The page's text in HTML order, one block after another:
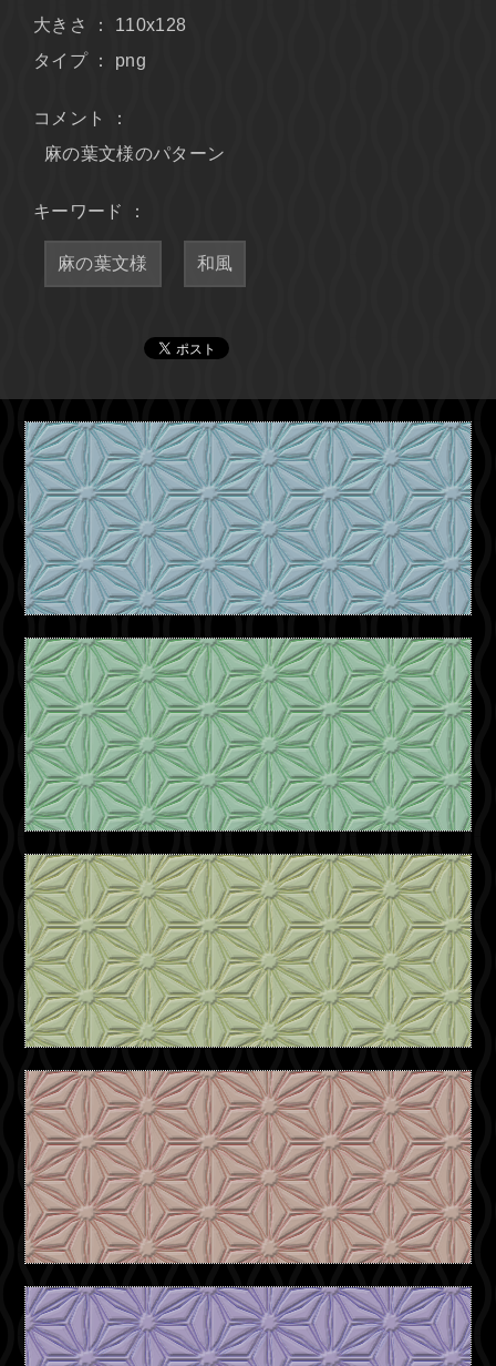
大きさ ： 110x128
タイプ ： png
コメント ：
麻の葉文様のパターン
キーワード ：
麻の葉文様 和風